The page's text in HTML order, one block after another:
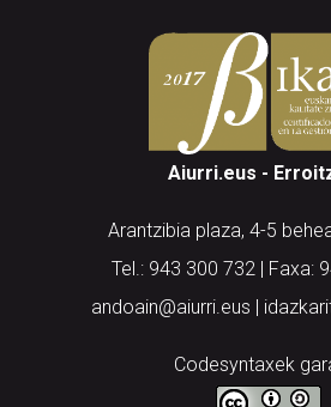
Aiurri.eus -
Arantzibia plaza, 4-5
Tel.: 943 300 732 | Faxa:
andoain@aiurri.eus |
Codesyntaxek